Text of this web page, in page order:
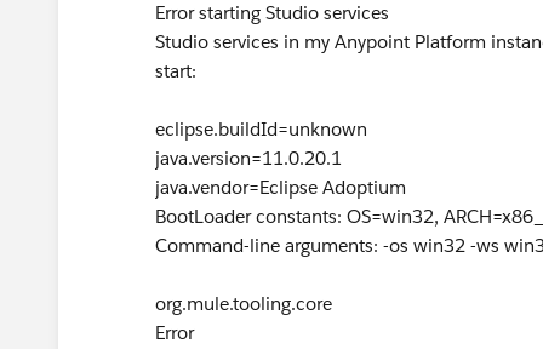
Error starting Studio services
Studio services in my Anypoint Platform
start:
eclipse.buildId=unknown
java.version=11.0.20.1
java.vendor=Eclipse Adoptium
BootLoader constants: OS=win32,
Command-line arguments: -os win32 -ws
org.mule.tooling.core
Error